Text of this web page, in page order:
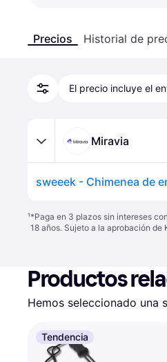
Precios Historial de
El precio incluye el
Miravia
¹*Paga en 3 plazos sin intereses
18 años. Sujeto a la aprobación
Productos
Hemos seleccionado una
Tendencia